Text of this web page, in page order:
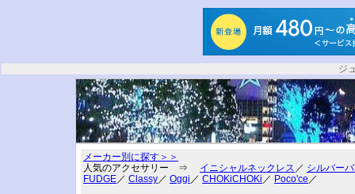
ジ
メーカー別に探す＞＞
人気のアクセサリー ⇒ イニシャルネックレス ／ シルバー
FUDGE ／ Classy ／ Oggi ／ CHOKiCHOKi ／ Poco'ce ／